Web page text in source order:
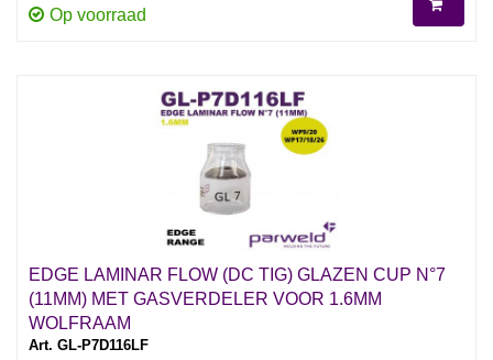
Op voorraad
EDGE LAMINAR FLOW (DC TIG) GLAZEN CUP N°7
(11MM) MET GASVERDELER VOOR 1.6MM
WOLFRAAM
Art. GL-P7D116LF